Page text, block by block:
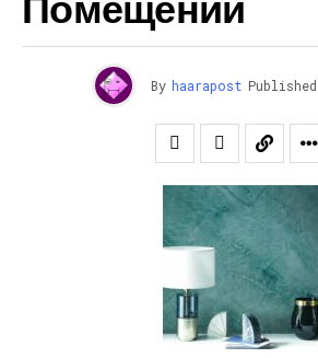
By haarapost Published